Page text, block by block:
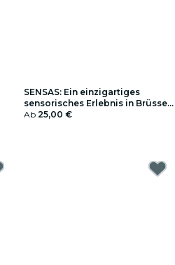
SENSAS: Ein einzigartiges
sensorisches Erlebnis in Brüssel
- Geschenkgutschein
Ab 25,00 €